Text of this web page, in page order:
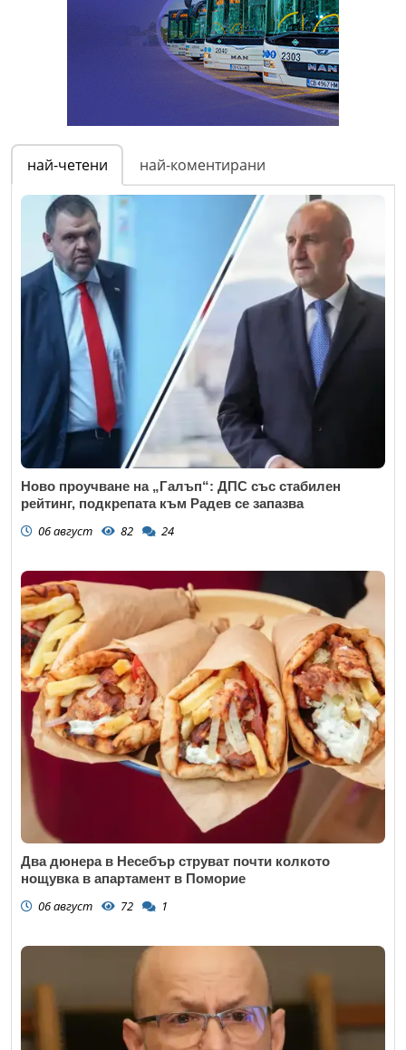
най-четени най-коментирани
Ново проучване на „Галъп“: ДПС със стабилен
рейтинг, подкрепата към Радев се запазва
06 август 82 24
Два дюнера в Несебър струват почти колкото
нощувка в апартамент в Поморие
06 август 72 1